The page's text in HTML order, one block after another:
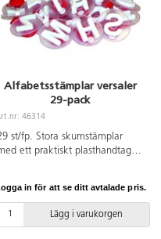
Alfabetsstämplar versaler
29-pack
46314
st/fp. Stora skumstämplar
ett praktiskt plasthandtag
stämpeln är 8 mm och
längden cirka 3,5 cm. Av
polystyrol och polyetylenplast.
in för att se ditt avtalade pris.
Lägg i varukorgen